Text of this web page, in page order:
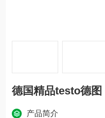
德国精品testo德图
产品简介